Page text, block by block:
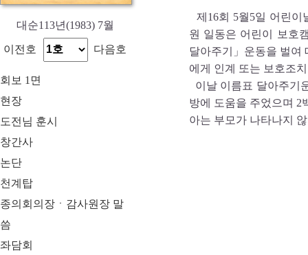
대순113년(1983) 7월
이전호 다음호
회보 1면
현장
도전님 훈시
창간사
논단
천계탑
종의회의장ㆍ감사원장 말
씀
좌담회
제16회 5월5일 어린이
원 일동은 어린이 보호
달아주기」운동을 벌여
에게 인계 또는 보호조
이날 이름표 달아주기
방에 도움을 주었으며 2
아는 부모가 나타나지